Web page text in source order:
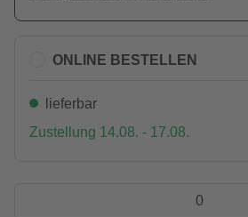
ONLINE BESTELLEN
lieferbar
Zustellung 14.08. - 17.08.